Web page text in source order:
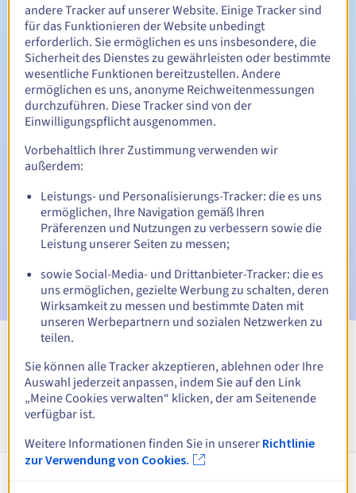
Verlängerungszeitraum Zwischen 1 und 10 Jahren
Rückgewinnungsfrist
Warn-E-Mails:
E-Mail am Ablaufdatumzur Benachrichtigung über die
Sperrung des Domainnamens
Benachrichtigung über die Löschung des Domainnamens
Alle Endungen anzeigen
Informationen zu .fit
andere Tracker auf unserer Website. Einige Tracker sind
für das Funktionieren der Website unbedingt
erforderlich. Sie ermöglichen es uns insbesondere, die
Sicherheit des Dienstes zu gewährleisten oder bestimmte
wesentliche Funktionen bereitzustellen. Andere
ermöglichen es uns, anonyme Reichweitenmessungen
durchzuführen. Diese Tracker sind von der
Einwilligungspflicht ausgenommen.
Vorbehaltlich Ihrer Zustimmung verwenden wir
außerdem:
Leistungs- und Personalisierungs-Tracker: die es uns
ermöglichen, Ihre Navigation gemäß Ihren
Präferenzen und Nutzungen zu verbessern sowie die
Leistung unserer Seiten zu messen;
sowie Social-Media- und Drittanbieter-Tracker: die es
uns ermöglichen, gezielte Werbung zu schalten, deren
Wirksamkeit zu messen und bestimmte Daten mit
unseren Werbepartnern und sozialen Netzwerken zu
teilen.
Sie können alle Tracker akzeptieren, ablehnen oder Ihre
Auswahl jederzeit anpassen, indem Sie auf den Link
„Meine Cookies verwalten“ klicken, der am Seitenende
verfügbar ist.
Weitere Informationen finden Sie in unserer Richtlinie
zur Verwendung von Cookies.